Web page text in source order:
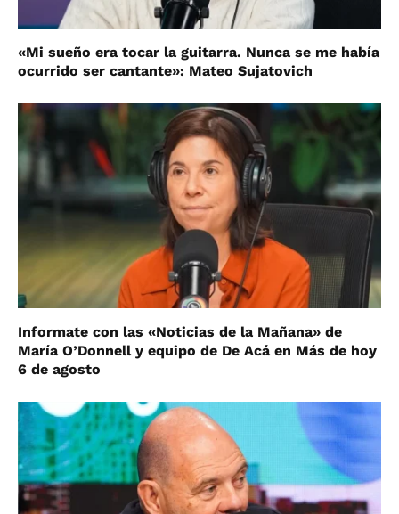
«Mi sueño era tocar la guitarra. Nunca se me había
ocurrido ser cantante»: Mateo Sujatovich
Informate con las «Noticias de la Mañana» de
María O’Donnell y equipo de De Acá en Más de hoy
6 de agosto